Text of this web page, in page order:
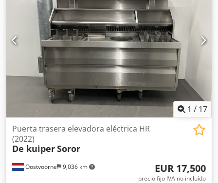
1 / 17
Oostvoorne 9,036 km
Puerta trasera elevadora eléctrica HR
(2022)
De kuiperSoror
EUR 17,500
precio fijo IVA no incluído